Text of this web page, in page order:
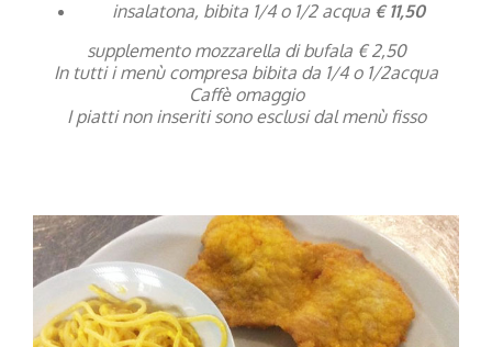
insalatona, bibita 1/4 o 1/2 acqua € 11,50
supplemento mozzarella di bufala € 2,50
In tutti i menù compresa bibita da 1/4 o 1/2acqua
Caffè omaggio
I piatti non inseriti sono esclusi dal menù fisso